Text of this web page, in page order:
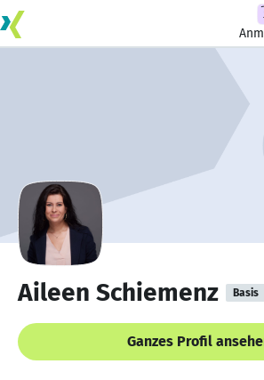
Aileen Schiemenz Basis
Ganzes Profil